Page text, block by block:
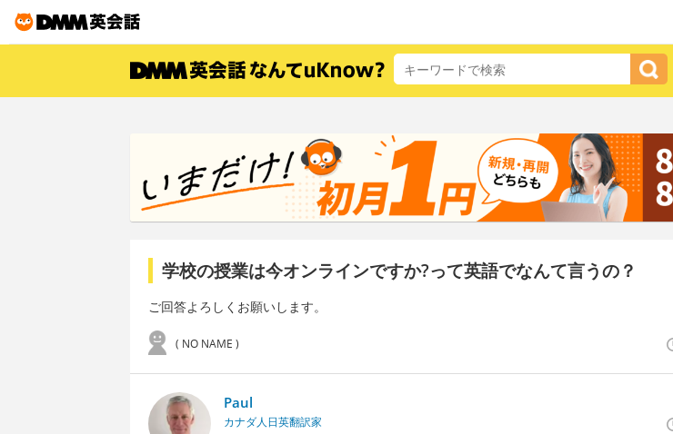
学校の授業は今オンラインですか?って英語でなんて言うの？
ご回答よろしくお願いします。
( NO NAME )
Paul
カナダ人日英翻訳家